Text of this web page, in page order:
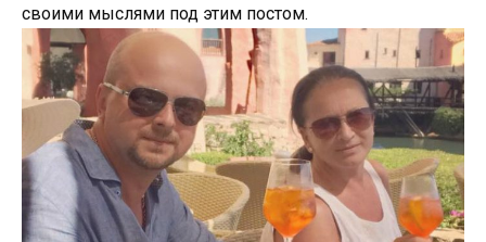
своими мыслями под этим постом.